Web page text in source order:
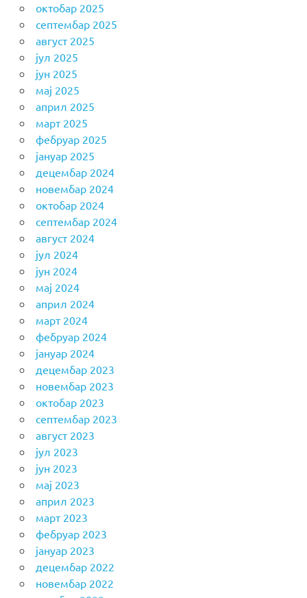
октобар 2025
септембар 2025
август 2025
јул 2025
јун 2025
мај 2025
април 2025
март 2025
фебруар 2025
јануар 2025
децембар 2024
новембар 2024
октобар 2024
септембар 2024
август 2024
јул 2024
јун 2024
мај 2024
април 2024
март 2024
фебруар 2024
јануар 2024
децембар 2023
новембар 2023
октобар 2023
септембар 2023
август 2023
јул 2023
јун 2023
мај 2023
април 2023
март 2023
фебруар 2023
јануар 2023
децембар 2022
новембар 2022